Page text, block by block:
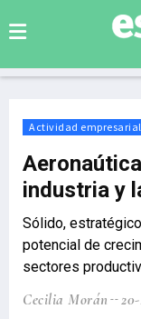
Actividad
industria y
Sólido,
potencial de
sectores
Cecilia Morán